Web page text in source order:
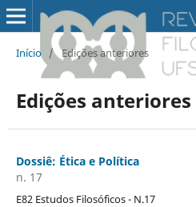
Início / Edições anteriores
Edições anteriores
Dossiê: Ética e Política
n. 17
E82 Estudos Filosóficos - N.17